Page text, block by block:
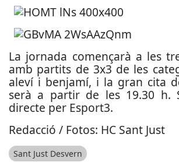
La jornada començarà a les
amb partits de 3x3 de les
aleví i benjamí, i la gran cita
serà a partir de les 19.30 h.
directe per Esport3.
Redacció / Fotos: HC Sant Just
Sant Just Desvern